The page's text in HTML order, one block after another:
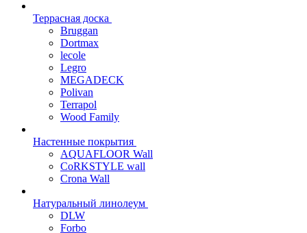
Террасная доска
Bruggan
Dortmax
lecole
Legro
MEGADECK
Polivan
Terrapol
Wood Family
Настенные покрытия
AQUAFLOOR Wall
CoRKSTYLE wall
Crona Wall
Натуральный линолеум
DLW
Forbo